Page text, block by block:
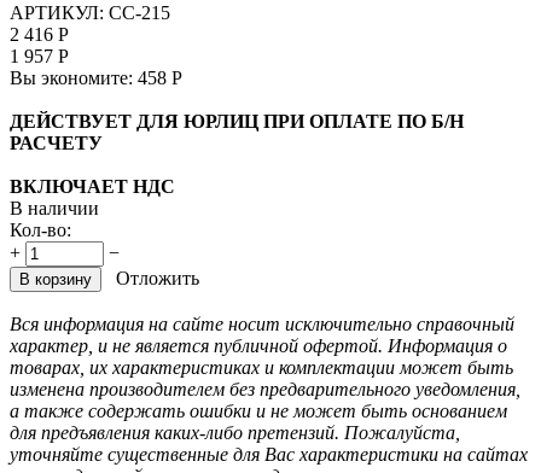
АРТИКУЛ: CC-215
2 416 Р
1 957 Р
Вы экономите: 458 Р
ДЕЙСТВУЕТ ДЛЯ ЮРЛИЦ ПРИ ОПЛАТЕ ПО Б/Н
РАСЧЕТУ
ВКЛЮЧАЕТ НДС
В наличии
Кол-во:
+
−
В корзину Отложить
Вся информация на сайте носит исключительно справочный
характер, и не является публичной офертой. Информация о
товарах, их характеристиках и комплектации может быть
изменена производителем без предварительного уведомления,
а также содержать ошибки и не может быть основанием
для предъявления каких-либо претензий. Пожалуйста,
уточняйте существенные для Вас характеристики на сайтах